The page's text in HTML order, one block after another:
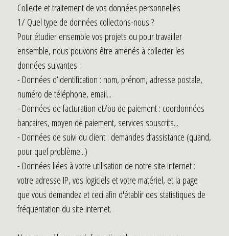
Collecte et traitement de vos données personnelles
1/ Quel type de données collectons-nous ?
Pour étudier ensemble vos projets ou pour travailler
ensemble, nous pouvons être amenés à collecter les
données suivantes :
- Données d’identification : nom, prénom, adresse postale,
numéro de téléphone, email...
- Données de facturation et/ou de paiement : coordonnées
bancaires, moyen de paiement, services souscrits...
- Données de suivi du client : demandes d’assistance (quand,
pour quel problème...)
- Données liées à votre utilisation de notre site internet :
votre adresse IP, vos logiciels et votre matériel, et la page
que vous demandez et ceci afin d'établir des statistiques de
fréquentation du site internet.